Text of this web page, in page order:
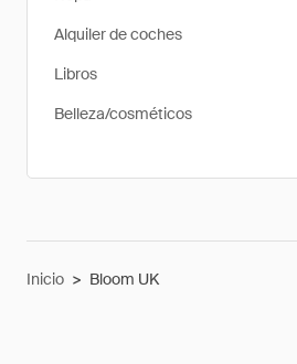
Alquiler de coches
Libros
Belleza/cosméticos
Inicio > Bloom UK